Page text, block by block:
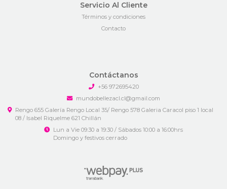
Servicio Al Cliente
Términos y condiciones
Contacto
Contáctanos
+56 972695420
mundobellezacl.cl@gmail.com
Rengo 655 Galería Rengo Local 35/ Rengo 578 Galeria Caracol piso 1 local
08 / Isabel Riquelme 621 Chillán
Lun a Vie 09:30 a 19:30 / Sábados 10:00 a 16:00hrs
Domingo y festivos cerrado